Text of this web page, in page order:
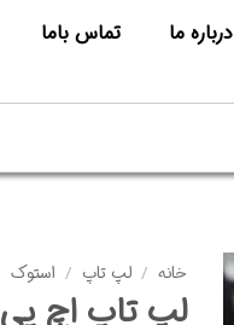
درباره ما تماس باما
خانه / لپ تاپ / استوک
لپ تاپ اچ پی Zbook 17 G6